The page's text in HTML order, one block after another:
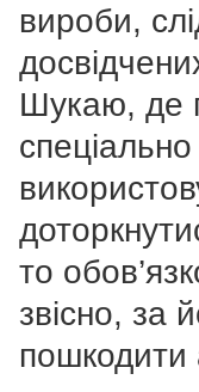
вироби,
Шукаю, де
то
звісно, за
пошкодити